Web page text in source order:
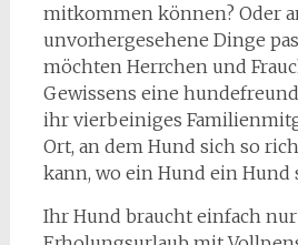
mitkommen können? Oder
unvorhergesehene Dinge
möchten Herrchen und
Gewissens eine
ihr vierbeiniges
Ort, an dem Hund sich so
kann, wo ein Hund ein Hund
Ihr Hund braucht einfach